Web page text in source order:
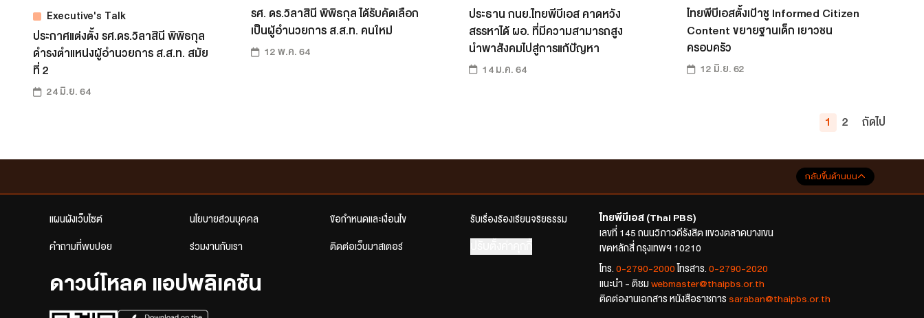
Executive's Talk
ประกาศแต่งตั้ง รศ.ดร.วิลาสินี พิพิธกุล
ดำรงตำแหน่งผู้อำนวยการ ส.ส.ท. สมัย
ที่ 2
24 มิ.ย. 64
รศ. ดร.วิลาสินี พิพิธกุล ได้รับคัดเลือก
เป็นผู้อำนวยการ ส.ส.ท. คนใหม่
12 พ.ค. 64
ประธาน กนย.ไทยพีบีเอส คาดหวัง
สรรหาได้ ผอ. ที่มีความสามารถสูง
นำพาสังคมไปสู่การแก้ปัญหา
14 ม.ค. 64
ไทยพีบีเอสตั้งเป้าชู Informed Citizen
Content ขยายฐานเด็ก เยาวชน
ครอบครัว
12 มิ.ย. 62
1 2 ถัดไป
กลับขึ้นด้านบน
แผนผังเว็บไซต์ นโยบายส่วนบุคคล ข้อกำหนดและเงื่อนไข รับเรื่องร้องเรียนจริยธรรม
คำถามที่พบบ่อย ร่วมงานกับเรา ติดต่อเว็บมาสเตอร์
ดาวน์โหลด แอปพลิเคชัน
ไทยพีบีเอส (Thai PBS)
เลขที่ 145 ถนนวิภาวดีรังสิต แขวงตลาดบางเขน
เขตหลักสี่ กรุงเทพฯ 10210
โทร. 0-2790-2000 โทรสาร. 0-2790-2020
แนะนำ - ติชม webmaster@thaipbs.or.th
ติดต่องานเอกสาร หนังสือราชการ saraban@thaipbs.or.th